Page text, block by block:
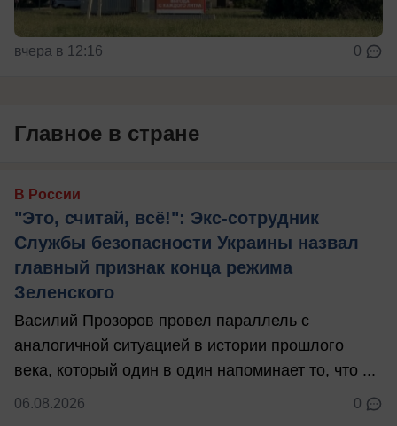
вчера в 12:16 0
Главное в стране
В России
"Это, считай, всё!": Экс-сотрудник
Службы безопасности Украины назвал
главный признак конца режима
Зеленского
Василий Прозоров провел параллель с
аналогичной ситуацией в истории прошлого
века, который один в один напоминает то, что ...
06.08.2026 0